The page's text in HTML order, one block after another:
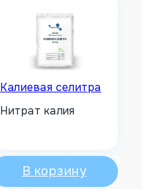
Калиевая селитра
Нитрат калия
В корзину